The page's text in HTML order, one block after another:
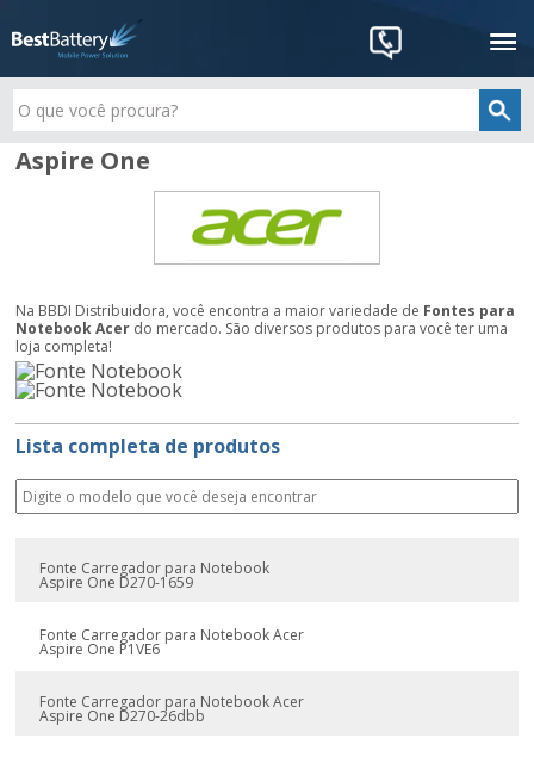
Aspire One
Na BBDI Distribuidora, você encontra a maior variedade de Fontes para
Notebook Acer do mercado. São diversos produtos para você ter uma
loja completa!
Lista completa de produtos
Fonte Carregador para Notebook
Aspire One D270-1659
Fonte Carregador para Notebook Acer
Aspire One P1VE6
Fonte Carregador para Notebook Acer
Aspire One D270-26dbb